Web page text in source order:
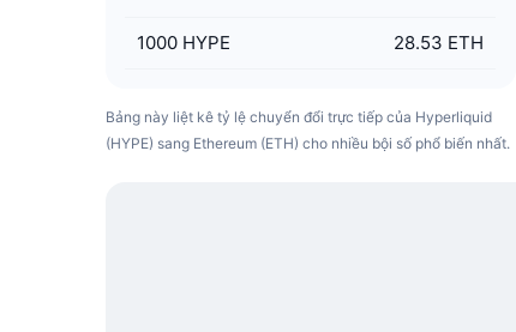
1000 HYPE 28.53 ETH
Bảng này liệt kê tỷ lệ chuyển đổi trực tiếp của Hyperliquid
(HYPE) sang Ethereum (ETH) cho nhiều bội số phổ biến nhất.